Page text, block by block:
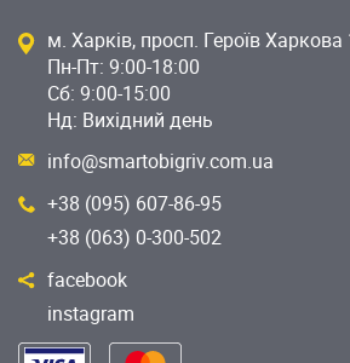
м. Харків, просп. Героїв
Пн-Пт: 9:00-18:00
Сб: 9:00-15:00
Нд: Вихідний день
info@smartobigriv.com.ua
+38 (095) 607-86-95
+38 (063) 0-300-502
facebook
instagram